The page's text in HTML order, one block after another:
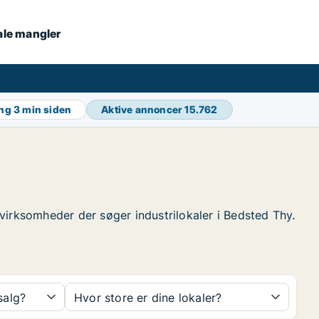
mangler
3 min siden Aktive annoncer15.762
der søger industrilokaler i Bedsted Thy.
Hvor store er dine lokaler?